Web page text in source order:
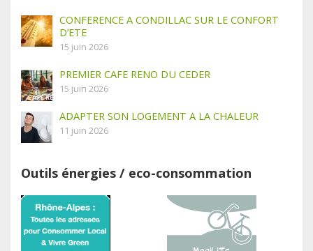
CONFERENCE A CONDILLAC SUR LE CONFORT
D’ETE
15 juin 2026
PREMIER CAFE RENO DU CEDER
15 juin 2026
ADAPTER SON LOGEMENT A LA CHALEUR
11 juin 2026
Outils énergies / eco-consommation